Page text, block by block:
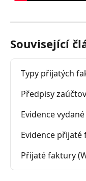
Související
Typy přijatých
Předpisy
Evidence
Evidence přijaté
Přijaté faktury